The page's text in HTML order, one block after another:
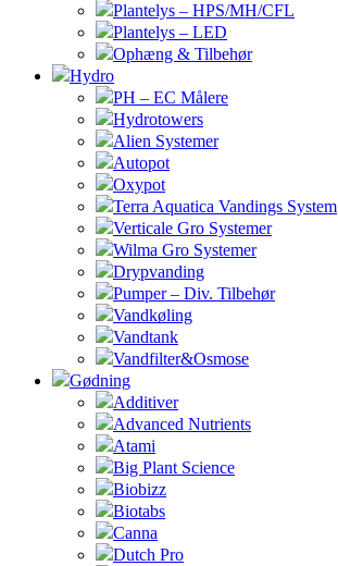
Plantelys – HPS/MH/CFL
Plantelys – LED
Ophæng & Tilbehør
Hydro
PH – EC Målere
Hydrotowers
Alien Systemer
Autopot
Oxypot
Terra Aquatica Vandings System
Verticale Gro Systemer
Wilma Gro Systemer
Drypvanding
Pumper – Div. Tilbehør
Vandkøling
Vandtank
Vandfilter&Osmose
Gødning
Additiver
Advanced Nutrients
Atami
Big Plant Science
Biobizz
Biotabs
Canna
Dutch Pro